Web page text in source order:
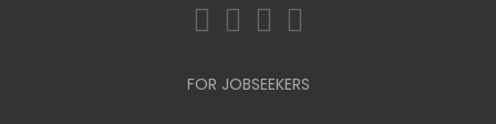
FOR JOBSEEKERS